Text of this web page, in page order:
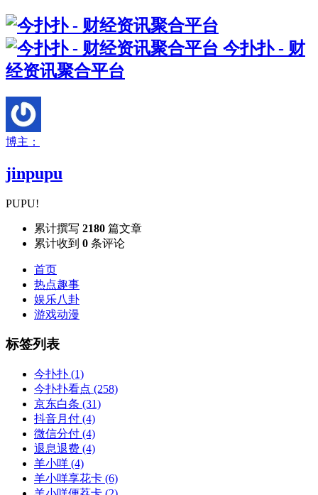
今扑扑 - 财
经资讯聚合平台
博主：
jinpupu
PUPU!
累计撰写 2180 篇文章
累计收到 0 条评论
首页
热点趣事
娱乐八卦
游戏动漫
标签列表
今扑扑 (1)
今扑扑看点 (258)
京东白条 (31)
抖音月付 (4)
微信分付 (4)
退息退费 (4)
羊小咩 (4)
羊小咩享花卡 (6)